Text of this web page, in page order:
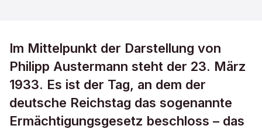
Im Mittelpunkt der Darstellung von
Philipp Austermann steht der 23. März
1933. Es ist der Tag, an dem der
deutsche Reichstag das sogenannte
Ermächtigungsgesetz beschloss – das